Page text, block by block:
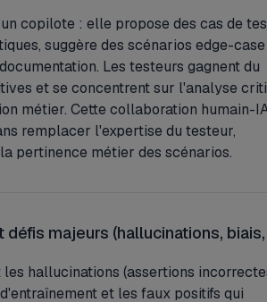
copilote : elle propose des cas de
suggère des scénarios edge-
Les testeurs gagnent du
et se concentrent sur l'analyse
métier. Cette collaboration humain-
remplacer l'expertise du testeur,
pertinence métier des scénarios.
majeurs (hallucinations,
hallucinations (assertions
et les faux positifs qui